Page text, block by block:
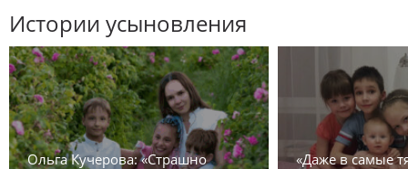
Истории усыновления
Ольга Кучерова: «Страшно
«Даже в самые